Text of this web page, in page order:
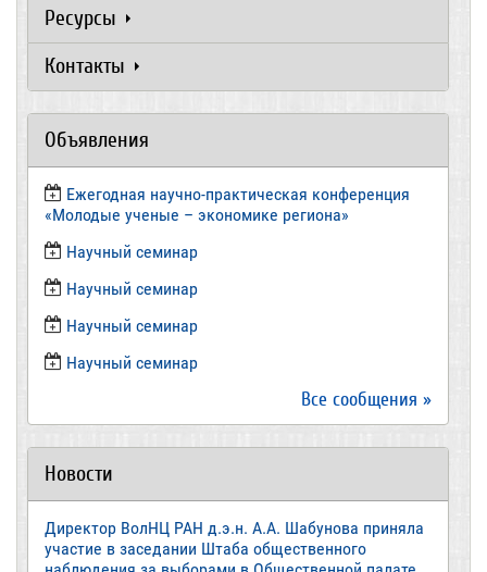
Ресурсы
Контакты
Объявления
Ежегодная научно-практическая конференция
«Молодые ученые – экономике региона»
​Научный семинар
​Научный семинар
Научный семинар
​Научный семинар
Все сообщения »
Новости
Директор ВолНЦ РАН д.э.н. А.А. Шабунова приняла
участие в заседании Штаба общественного